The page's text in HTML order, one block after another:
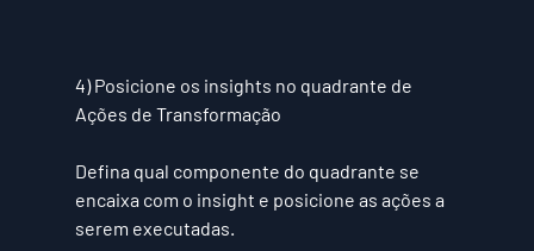
4) Posicione os insights no quadrante de
Ações de Transformação
Defina qual componente do quadrante se
encaixa com o insight e posicione as ações a
serem executadas.